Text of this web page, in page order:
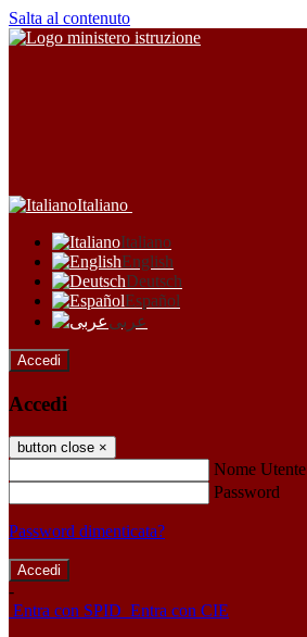
Salta al contenuto
Italiano
Italiano
English
Deutsch
Español
عربى
Accedi
Accedi
button close ×
Nome Utente
Password
Password dimenticata?
-
Entra con SPID Entra con CIE